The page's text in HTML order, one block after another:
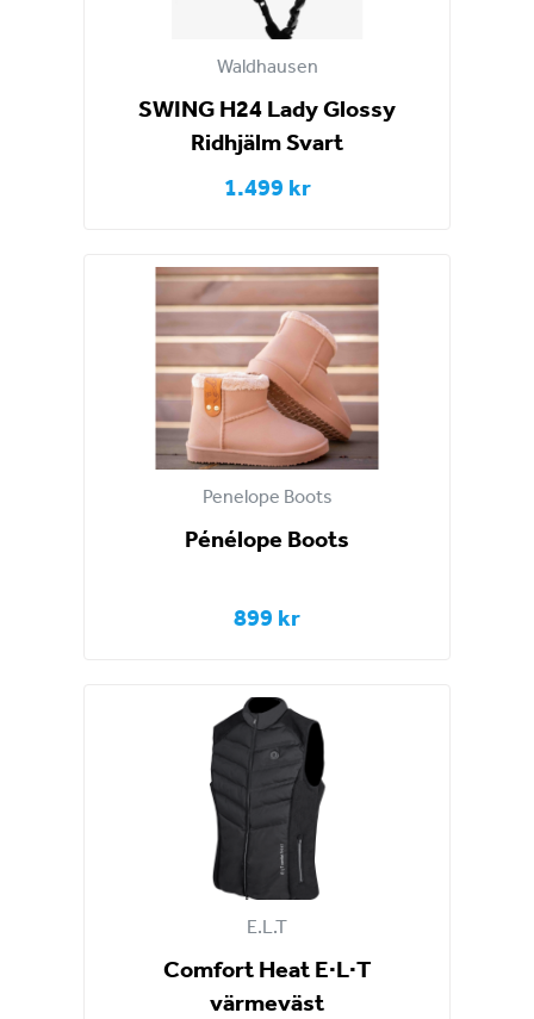
Waldhausen
SWING H24 Lady Glossy
Ridhjälm Svart
1.499 kr
Penelope Boots
Pénélope Boots
899 kr
E.L.T
Comfort Heat E·L·T
värmeväst